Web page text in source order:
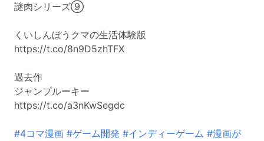
謎肉シリーズ⑨
くいしんぼうクマの生活体験版
https://t.co/8n9D5zhTFX
過去作
ジャンプルーキー
https://t.co/a3nKwSegdc
#4コマ漫画 #ゲーム開発 #インディーゲーム #漫画が